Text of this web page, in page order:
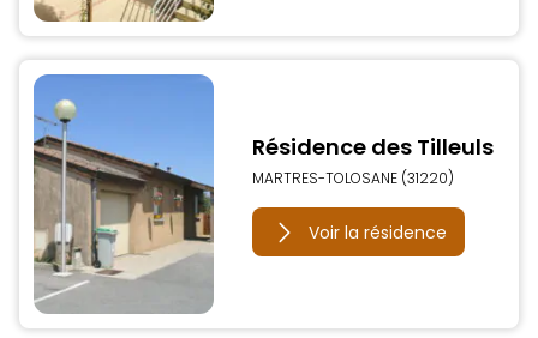
Résidence des Tilleuls
MARTRES-TOLOSANE (31220)
Voir la résidence